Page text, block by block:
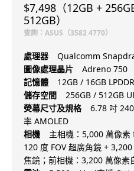
$7,498（12GB +
512GB）
查詢：ASUS（3582 4770）
處理器
Qualcomm
圖像處理晶片
Adreno 750
記憶體
12GB / 16GB
儲存空間
256GB / 512GB
熒幕尺寸及規格
6.78 吋
率 AMOLED
相機
主相機：5,000 萬像
120 度 FOV 超廣角鏡 +
焦鏡；前相機：3,200 萬像素